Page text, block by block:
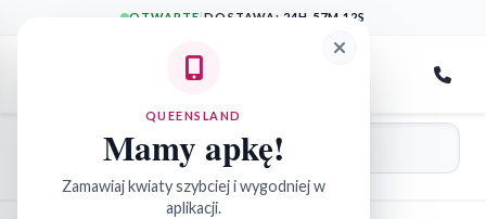
OTWARTE|DOSTAWA: 24H 57M 12S
QueensLand
QUEENSLAND
Mamy apkę!
Zamawiaj kwiaty szybciej i wygodniej w
aplikacji.